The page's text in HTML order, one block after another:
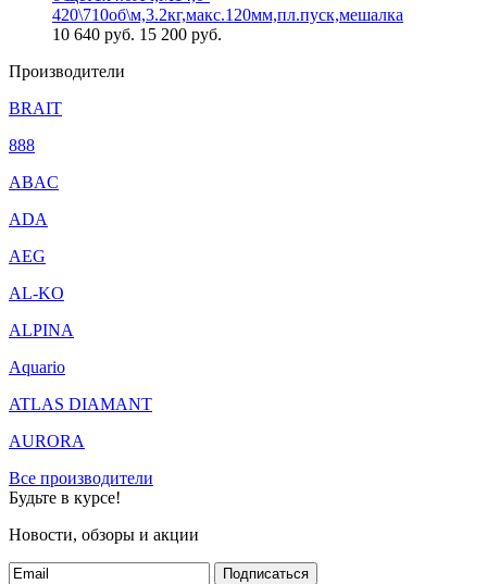
420\710об\м,3.2кг,макс.120мм,пл.пуск,мешалка
10 640 руб. 15 200 руб.
Производители
BRAIT
888
ABAC
ADA
AEG
AL-KO
ALPINA
Aquario
ATLAS DIAMANT
AURORA
Все производители
Будьте в курсе!
Новости, обзоры и акции
Подписаться